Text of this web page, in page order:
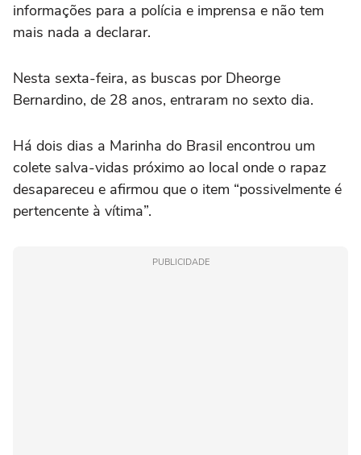
informações para a polícia e imprensa e não tem
mais nada a declarar.
Nesta sexta-feira, as buscas por Dheorge
Bernardino, de 28 anos, entraram no sexto dia.
Há dois dias a Marinha do Brasil encontrou um
colete salva-vidas próximo ao local onde o rapaz
desapareceu e afirmou que o item “possivelmente é
pertencente à vítima”.
PUBLICIDADE